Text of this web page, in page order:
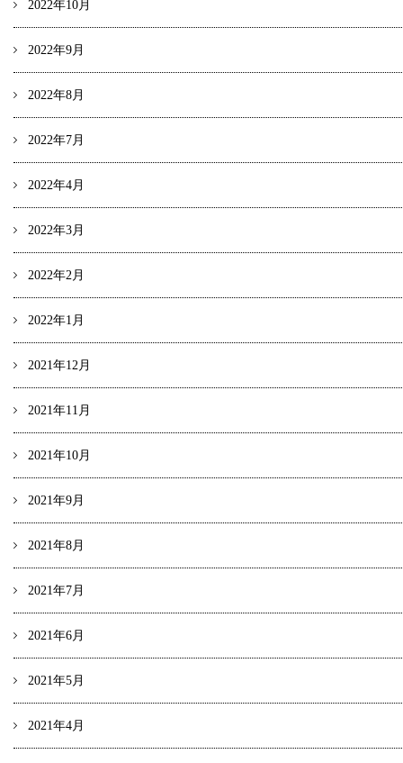
2022年10月
2022年9月
2022年8月
2022年7月
2022年4月
2022年3月
2022年2月
2022年1月
2021年12月
2021年11月
2021年10月
2021年9月
2021年8月
2021年7月
2021年6月
2021年5月
2021年4月